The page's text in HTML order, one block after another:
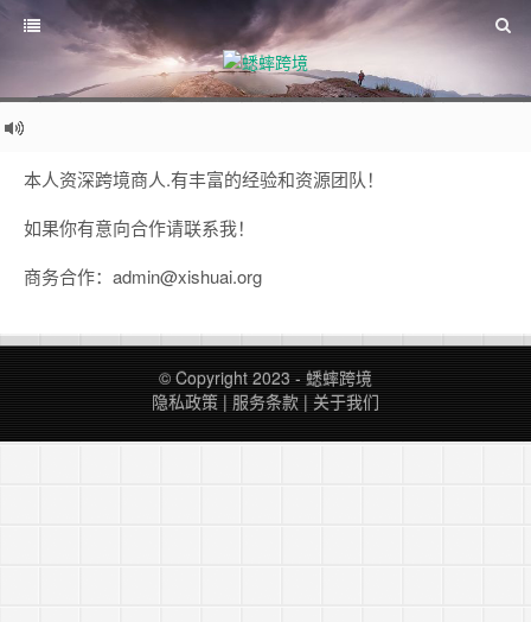
本人资深跨境商人.有丰富的经验和资源团队！
如果你有意向合作请联系我！
商务合作： admin@xishuai.org
© Copyright 2023 - 蟋蟀跨境
隐私政策 | 服务条款 | 关于我们